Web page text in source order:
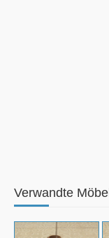
Verwandte Möbel